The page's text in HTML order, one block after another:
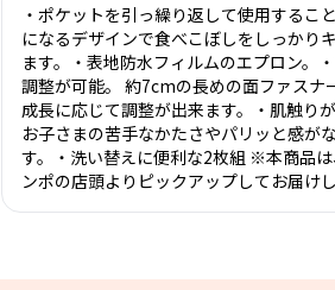
・ポケットを引っ繰り返して使用するこ
になるデザインで食べこぼしをしっかり
ます。・表地防水フィルムのエプロン。
調整が可能。 約7cmの長めの面ファスナ
成長に応じて調整が出来ます。・肌触りが
お子さまの苦手なかたさやパリッと感が
す。・洗い替えに便利な2枚組 ※本商品
ンポの店頭よりピックアップしてお届けし